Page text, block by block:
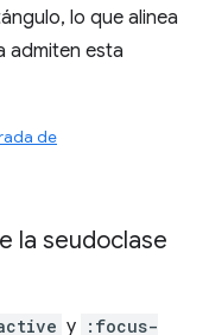
lo que alinea
admiten esta
de
la seudoclase
y :focus-